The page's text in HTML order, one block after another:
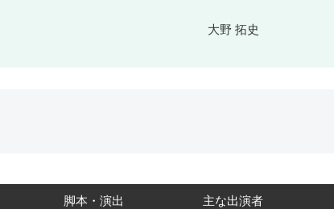
大野 拓史
脚本・演出 主な出演者